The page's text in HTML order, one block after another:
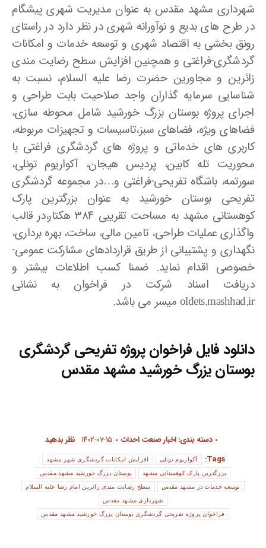
شهرداری مشهد مقدس به عنوان مدیریت شهری پیشگام
در طرح های بدیع و نوآورانه شهری در نظر دارد در راستای
رونق بخشی به اقتصاد شهری و توسعه خدمات و امکانات
گردشگری-فراغتی و همچنین افزایش سطح رضایت مندی
زائرین و مجاورین حضرت رضا علیه السلام، نسبت به
شناسایی سرمایه گذاران واجد صلاحیت بابت طراحی و
اجرای پروژه بوستان بزرگ خورشید شامل محوطه سازی،
فضاهای ویژه، فضاهای سبز،تاسیسات و تجهیزات مربوطه،
کاربری های خدماتی و پروژه های گردشگری فراغتی با
محوریت تله کابین، پردیس هیجان، آکواریوم تونلی،
سورتمه، باشگاه تفریحی-فراغتی و…در مجموعه گردشگری
تفریحی بوستان خورشید به عنوان بزرگترین پارک
کوهستانی مشهد به مساحت تقریبی ۳۸۴ هکتار،در قالب
واگذاری عملیات طراحی، تامین مالی، ساخت، بهره برداری،
نگهداری و پشتیبانی از طریق قراردادهای مشارکت عمومی-
خصوصی اقدام نماید. ضمنا کسب اطلاعات بیشتر و
دریافت اسناد شرکت در فراخوان به نشانی
oldets.mashhad.ir میسر می باشد.
دانلود فایل فراخوان پروژه تفریحی گردشگری
بوستان یزرگ خورشید مشهد مقدس
دسته بندی:اخبار صنعت احداث ۱۴۰۲-۰۷-۱۵ نظر بدهید
Tags:
آکواریوم تونلی افزایش امکانات گردشگری شهر مشهد
بزرگترین پارک کوهستانی مشهد بوستان بزرگ خورشید مشهد مقدس
توسعه خدمات در مشهد مقدس سطح رضایت مندی زائرین امام رضا علیه السلام
شهرداری مشهد مقدس
فراخوان پروژه تفریحی گردشگری بوستان یزرگ خورشید مشهد مقدس